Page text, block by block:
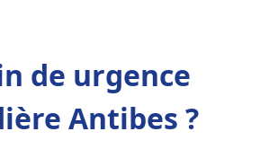
de urgence
Antibes ?